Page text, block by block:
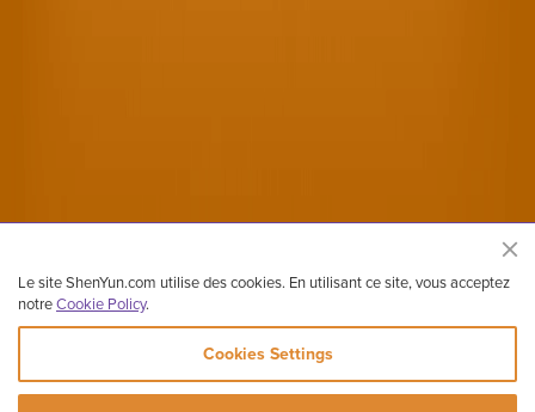
Site officiel de Shen Yun Performing Arts
Le site ShenYun.com utilise des cookies. En utilisant ce site, vous acceptez
notreCookie Policy.
Cookies Settings